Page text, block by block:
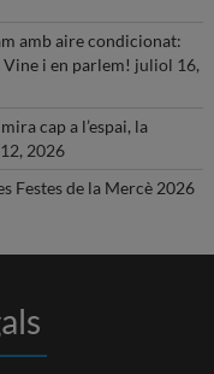
amb aire condicionat:
i en parlem! juliol 16,
cap a l’espai, la
2026
Festes de la Mercè 2026